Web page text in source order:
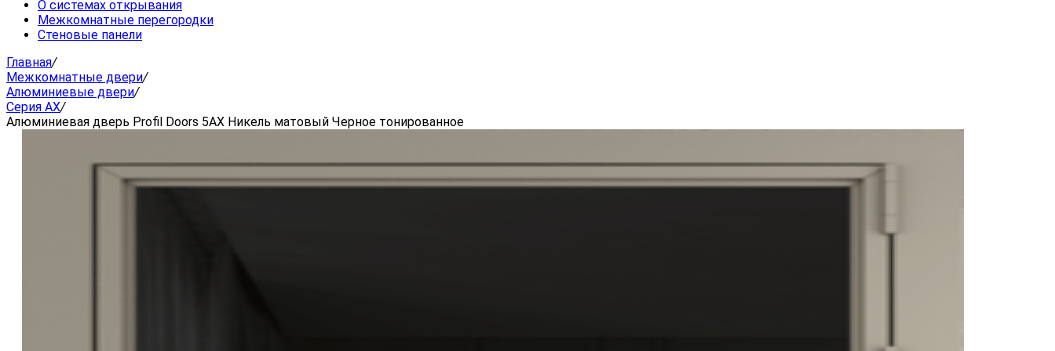
О системах открывания
Межкомнатные перегородки
Стеновые панели
Главная/
Межкомнатные двери/
Алюминиевые двери/
Серия AX/
Алюминиевая дверь Profil Doors 5AX Никель матовый Черное тонированное